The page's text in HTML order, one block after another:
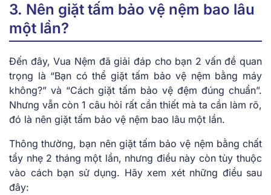
3. Nên giặt tấm bảo vệ nệm bao lâu
một lần?
Đến đây, Vua Nệm đã giải đáp cho bạn 2 vấn đề quan
trọng là “Bạn có thể giặt tấm bảo vệ nệm bằng máy
không?” và “Cách giặt tấm bảo vệ đệm đúng chuẩn”.
Nhưng vẫn còn 1 câu hỏi rất cần thiết mà ta cần làm rõ,
đó là nên giặt tấm bảo vệ nệm bao lâu một lần.
Thông thường, bạn nên giặt tấm bảo vệ nệm bằng chất
tẩy nhẹ 2 tháng một lần, nhưng điều này còn tùy thuộc
vào cách bạn sử dụng. Hãy xem xét những điều sau
đây: